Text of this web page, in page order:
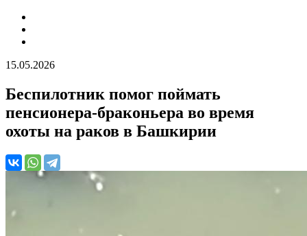
15.05.2026
Беспилотник помог поймать
пенсионера-браконьера во время
охоты на раков в Башкирии